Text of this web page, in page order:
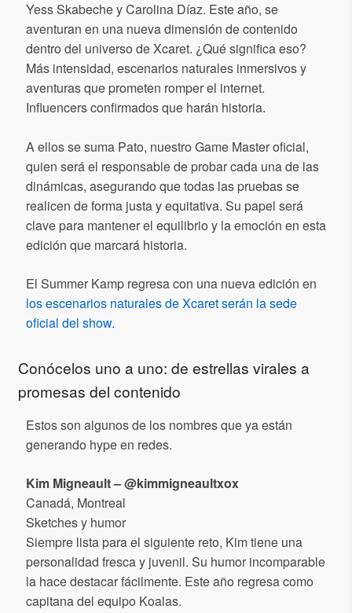
Yess Skabeche y Carolina Díaz. Este año, se
aventuran en una nueva dimensión de contenido
dentro del universo de Xcaret. ¿Qué significa eso?
Más intensidad, escenarios naturales inmersivos y
aventuras que prometen romper el internet.
Influencers confirmados que harán historia.
A ellos se suma Pato, nuestro Game Master oficial,
quien será el responsable de probar cada una de las
dinámicas, asegurando que todas las pruebas se
realicen de forma justa y equitativa. Su papel será
clave para mantener el equilibrio y la emoción en esta
edición que marcará historia.
El Summer Kamp regresa con una nueva edición en
los escenarios naturales de Xcaret serán la sede
oficial del show.
Conócelos uno a uno: de estrellas virales a
promesas del contenido
Estos son algunos de los nombres que ya están
generando hype en redes.
Kim Migneault – @kimmigneaultxox
Canadá, Montreal
Sketches y humor
Siempre lista para el siguiente reto, Kim tiene una
personalidad fresca y juvenil. Su humor incomparable
la hace destacar fácilmente. Este año regresa como
capitana del equipo Koalas.